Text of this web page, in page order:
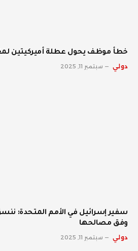
خطأ موظف يحول عطلة أميركيتين
دولي سبتمبر 11, 2025
سفير إسرائيل في الأمم المتحدة:
وفق مصالحها
دولي سبتمبر 11, 2025